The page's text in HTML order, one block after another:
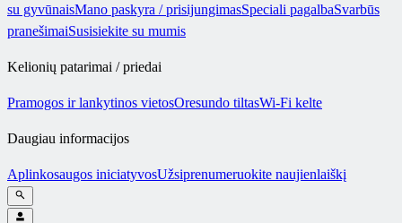
su gyvūnaisMano paskyra / prisijungimasSpeciali pagalbaSvarbūs
pranešimaiSusisiekite su mumis
Kelionių patarimai / priedai
Pramogos ir lankytinos vietosOresundo tiltasWi-Fi kelte
Daugiau informacijos
Aplinkosaugos iniciatyvosUžsiprenumeruokite naujienlaiškį